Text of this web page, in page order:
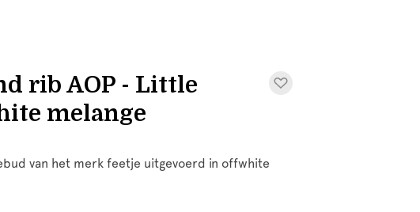
rib AOP - Little
melange
van het merk feetje uitgevoerd in offwhite